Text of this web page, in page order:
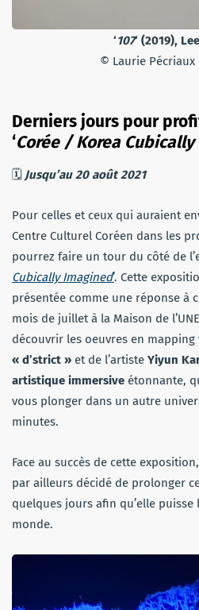
‘107‘ (2019),
© Laurie Pécriaux
Derniers jours pour
‘Corée / Korea
🗓 Jusqu’au 20 août 2021
Pour celles et ceux qui auraient
Centre Culturel Coréen dans les
pourrez faire un tour du côté de
Cubically Imagined’. Cette
présentée comme une réponse à
mois de juillet à la Maison de
découvrir les oeuvres en mapping
« d’strict » et de l’artiste Yiyun
artistique immersive étonnante,
vous plonger dans un autre
minutes.
Face au succès de cette
par ailleurs décidé de prolonger
quelques jours afin qu’elle
monde.